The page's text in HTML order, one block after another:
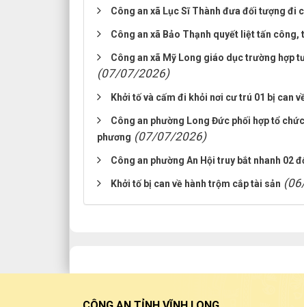
Công an xã Lục Sĩ Thành đưa đối tượng đi
Công an xã Bảo Thạnh quyết liệt tấn công,
Công an xã Mỹ Long giáo dục trường hợp
(07/07/2026)
Khởi tố và cấm đi khỏi nơi cư trú 01 bị can
Công an phường Long Đức phối hợp tổ
phương (07/07/2026)
Công an phường An Hội truy bắt nhanh 02
Khởi tố bị can về hành trộm cắp tài sản